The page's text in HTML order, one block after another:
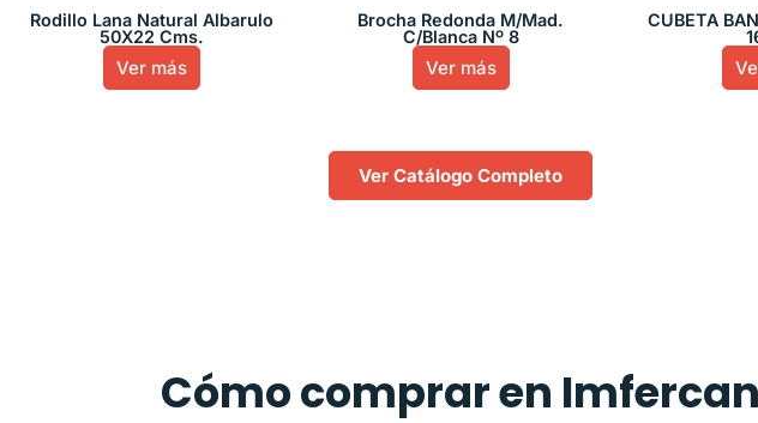
Rodillo Lana Natural Albarulo
50X22 Cms.
Ver más
Brocha Redonda M/Mad.
C/Blanca Nº 8
Ver más
CUBETA
Ver Catálogo Completo
Cómo comprar en Imfercan